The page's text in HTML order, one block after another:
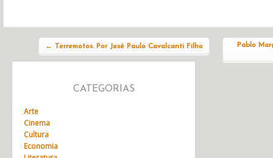
← Terremotos. Por José Paulo Cavalcanti Filho Pablo
CATEGORIAS
Arte
Cinema
Cultura
Economia